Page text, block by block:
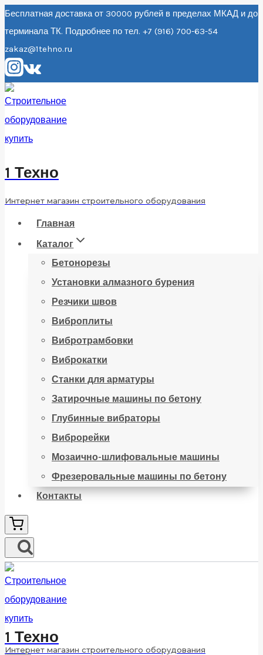
Перейти
к
содержанию
Бесплатная доставка от 30000 рублей в пределах МКАД и до
терминала ТК. Подробнее по тел. +7 (916) 700-63-54
zakaz@1tehno.ru
1 Техно
Интернет магазин строительного оборудования
Главная
Каталог
Бетонорезы
Установки алмазного бурения
Резчики швов
Виброплиты
Вибротрамбовки
Виброкатки
Станки для арматуры
Затирочные машины по бетону
Глубинные вибраторы
Виброрейки
Мозаично-шлифовальные машины
Фрезеровальные машины по бетону
Контакты
1 Техно
Интернет магазин строительного оборудования